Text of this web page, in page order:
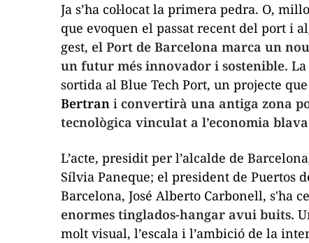
Ja s’ha col·locat la primera pedra. O,
que evoquen el passat recent del port i
gest, el Port de Barcelona marca un
un futur més innovador i sostenible.
sortida al Blue Tech Port, un projecte que
Bertran i convertirà una antiga zona
tecnològica vinculat a l’economia
L’acte, presidit per l’alcalde de
Sílvia Paneque; el president de Puertos
Barcelona, José Alberto Carbonell, s'ha
enormes tinglados-hangar avui buits.
molt visual, l’escala i l’ambició de la